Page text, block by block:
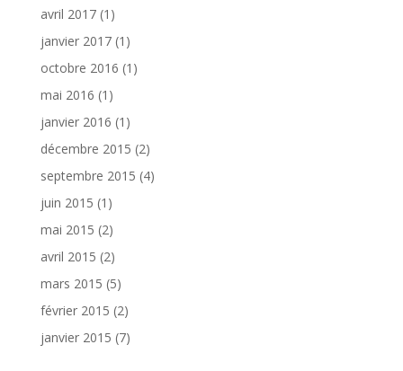
avril 2017(1)
janvier 2017(1)
octobre 2016 (1)
mai 2016 (1)
janvier 2016 (1)
décembre 2015 (2)
septembre 2015 (4)
juin 2015 (1)
mai 2015 (2)
avril 2015 (2)
mars 2015 (5)
février 2015 (2)
janvier 2015 (7)